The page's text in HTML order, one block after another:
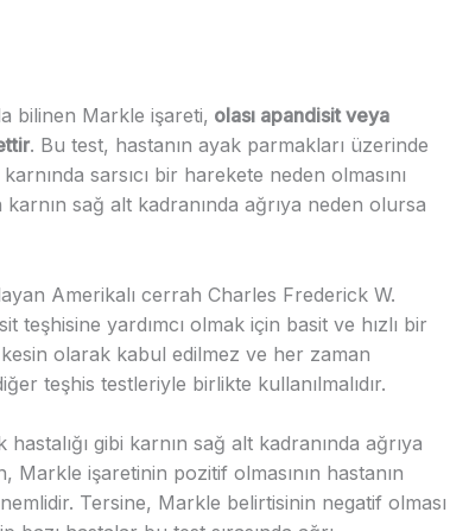
bilinen Markle işareti, olası apandisit veya
. Bu test, hastanın ayak parmakları üzerinde
sarsıcı bir harekete neden olmasını
sağ alt kadranında ağrıya neden olursa
Amerikalı cerrah Charles Frederick W.
teşhisine yardımcı olmak için basit ve hızlı bir
olarak kabul edilmez ve her zaman
teşhis testleriyle birlikte kullanılmalıdır.
hastalığı gibi karnın sağ alt kadranında ağrıya
işaretinin pozitif olmasının hastanın
Tersine, Markle belirtisinin negatif olması